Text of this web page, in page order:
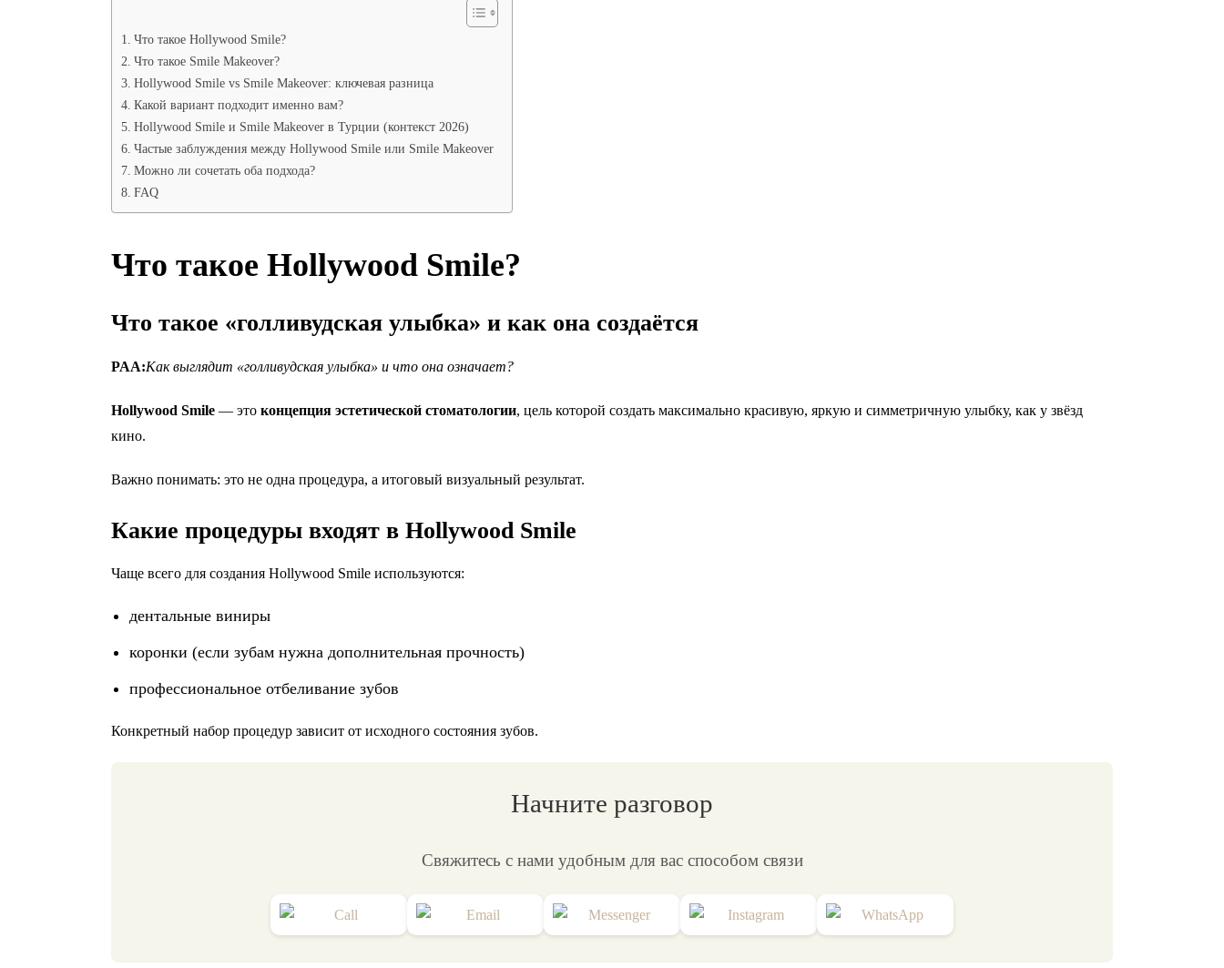
Что такое Hollywood Smile?
Что такое Smile Makeover?
Hollywood Smile vs Smile Makeover: ключевая разница
Какой вариант подходит именно вам?
Hollywood Smile и Smile Makeover в Турции (контекст 2026)
Частые заблуждения между Hollywood Smile или Smile Makeover
Можно ли сочетать оба подхода?
FAQ
Что такое Hollywood Smile?
Что такое «голливудская улыбка» и как она создаётся
PAA:Как выглядит «голливудская улыбка» и что она означает?
Hollywood Smile — это концепция эстетической стоматологии, цель которой создать максимально красивую, яркую и симметричную улыбку, как у звёзд
кино.
Важно понимать: это не одна процедура, а итоговый визуальный результат.
Какие процедуры входят в Hollywood Smile
Чаще всего для создания Hollywood Smile используются:
дентальные виниры
коронки (если зубам нужна дополнительная прочность)
профессиональное отбеливание зубов
Конкретный набор процедур зависит от исходного состояния зубов.
Начните разговор
Свяжитесь с нами удобным для вас способом связи